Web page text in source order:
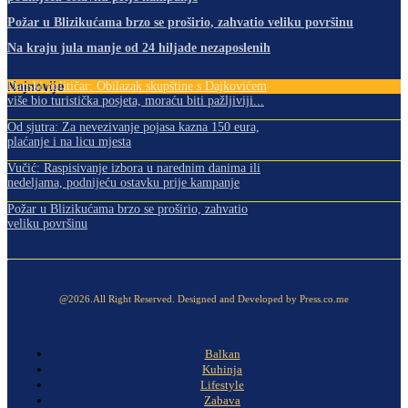
Požar u Blizikućama brzo se proširio, zahvatio veliku površinu
Na kraju jula manje od 24 hiljade nezaposlenih
Najnovije
Danski političar: Obilazak skupštine s Dajkovićem
više bio turistička posjeta, moraću biti pažljiviji...
Od sjutra: Za nevezivanje pojasa kazna 150 eura,
plaćanje i na licu mjesta
Vučić: Raspisivanje izbora u narednim danima ili
nedeljama, podnijeću ostavku prije kampanje
Požar u Blizikućama brzo se proširio, zahvatio
veliku površinu
@2026.All Right Reserved. Designed and Developed by Press.co.me
Balkan
Kuhinja
Lifestyle
Zabava